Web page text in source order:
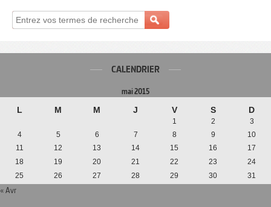
CALENDRIER
mai 2015
L M M J V S D
1 2
3
4
5 6 7 8 9
10
11
12 13 14 15 16
17
18
19 20 21 22 23
24
25
26 27 28 29 30 31
« Avr